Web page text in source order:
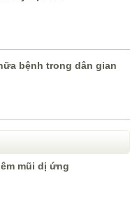
bệnh trong dân gian
mũi dị ứng